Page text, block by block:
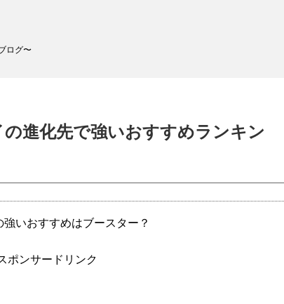
ログ〜
の進化先で強いおすすめランキン
ポンサードリンク